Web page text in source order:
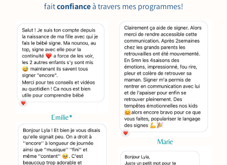
faitconfianceà travers mes programmes!
Emilie*
Marie